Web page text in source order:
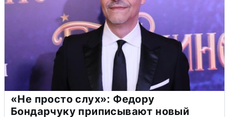
«Не просто слух»: Федору
Бондарчуку приписывают новый